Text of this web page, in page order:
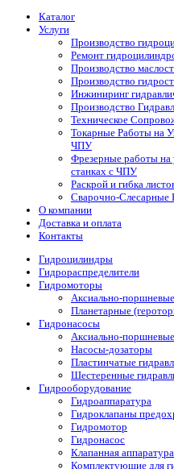
Каталог
Услуги
Производство
Ремонт
Производство
Производство
Инжиниринг
Производство
Техническое
Токарные Работы на
ЧПУ
Фрезерные работы на
станках с ЧПУ
Раскрой и гибка
Сварочно-Слесарные
О компании
Доставка и оплата
Контакты
Гидроцилиндры
Гидрораспределители
Гидромоторы
Аксиально-
Планетарные
Гидронасосы
Аксиально-
Насосы-дозаторы
Пластинчатые
Шестеренные
Гидрооборудование
Гидроаппаратура
Гидроклапаны
Гидромотор
Гидронасос
Клапанная аппаратура
Комплектующие для